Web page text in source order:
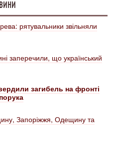
рятувальники звільняли
заперечили, що український
загибель на фронті
Запоріжжя, Одещину та